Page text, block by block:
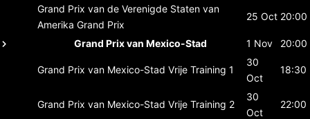
Grand Prix van de Verenigde Staten van
Amerika Grand Prix
25 Oct 20:00
Grand Prix van Mexico-Stad 1 Nov 20:00
Grand Prix van Mexico-Stad Vrije Training 1
30
Oct
18:30
Grand Prix van Mexico-Stad Vrije Training 2
30
Oct
22:00